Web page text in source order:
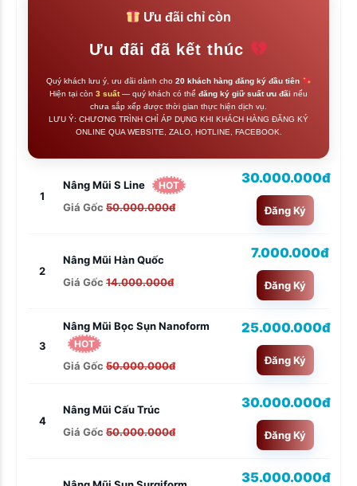
Ưu đãi chỉ còn
Ưu đãi đã kết thúc
Quý khách lưu ý, ưu đãi dành cho 20 khách hàng đăng ký đầu tiên
Hiện tại còn 3 suất— quý khách có thể đăng ký giữ suất ưu đãi nếu
chưa sắp xếp được thời gian thực hiện dịch vụ.
LƯU Ý: CHƯƠNG TRÌNH CHỈ ÁP DỤNG KHI KHÁCH HÀNG ĐĂNG KÝ
ONLINE QUA WEBSITE, ZALO, HOTLINE, FACEBOOK.
1
Nâng Mũi S Line HOT
Giá Gốc 50.000.000đ
30.000.000đ
Đăng Ký
2
Nâng Mũi Hàn Quốc
Giá Gốc 14.000.000đ
7.000.000đ
Đăng Ký
3
Nâng Mũi Bọc Sụn Nanoform
HOT
Giá Gốc 50.000.000đ
25.000.000đ
Đăng Ký
4
Nâng Mũi Cấu Trúc
Giá Gốc 50.000.000đ
30.000.000đ
Đăng Ký
35.000.000đ